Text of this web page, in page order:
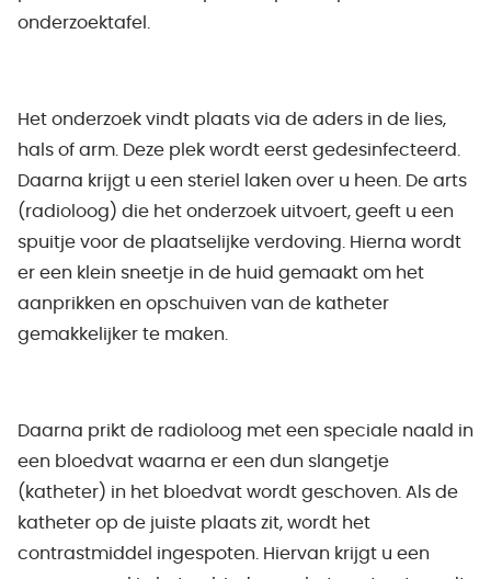
onderzoektafel.
Het onderzoek vindt plaats via de aders in de lies,
hals of arm. Deze plek wordt eerst gedesinfecteerd.
Daarna krijgt u een steriel laken over u heen. De arts
(radioloog) die het onderzoek uitvoert, geeft u een
spuitje voor de plaatselijke verdoving. Hierna wordt
er een klein sneetje in de huid gemaakt om het
aanprikken en opschuiven van de katheter
gemakkelijker te maken.
Daarna prikt de radioloog met een speciale naald in
een bloedvat waarna er een dun slangetje
(katheter) in het bloedvat wordt geschoven. Als de
katheter op de juiste plaats zit, wordt het
contrastmiddel ingespoten. Hiervan krijgt u een